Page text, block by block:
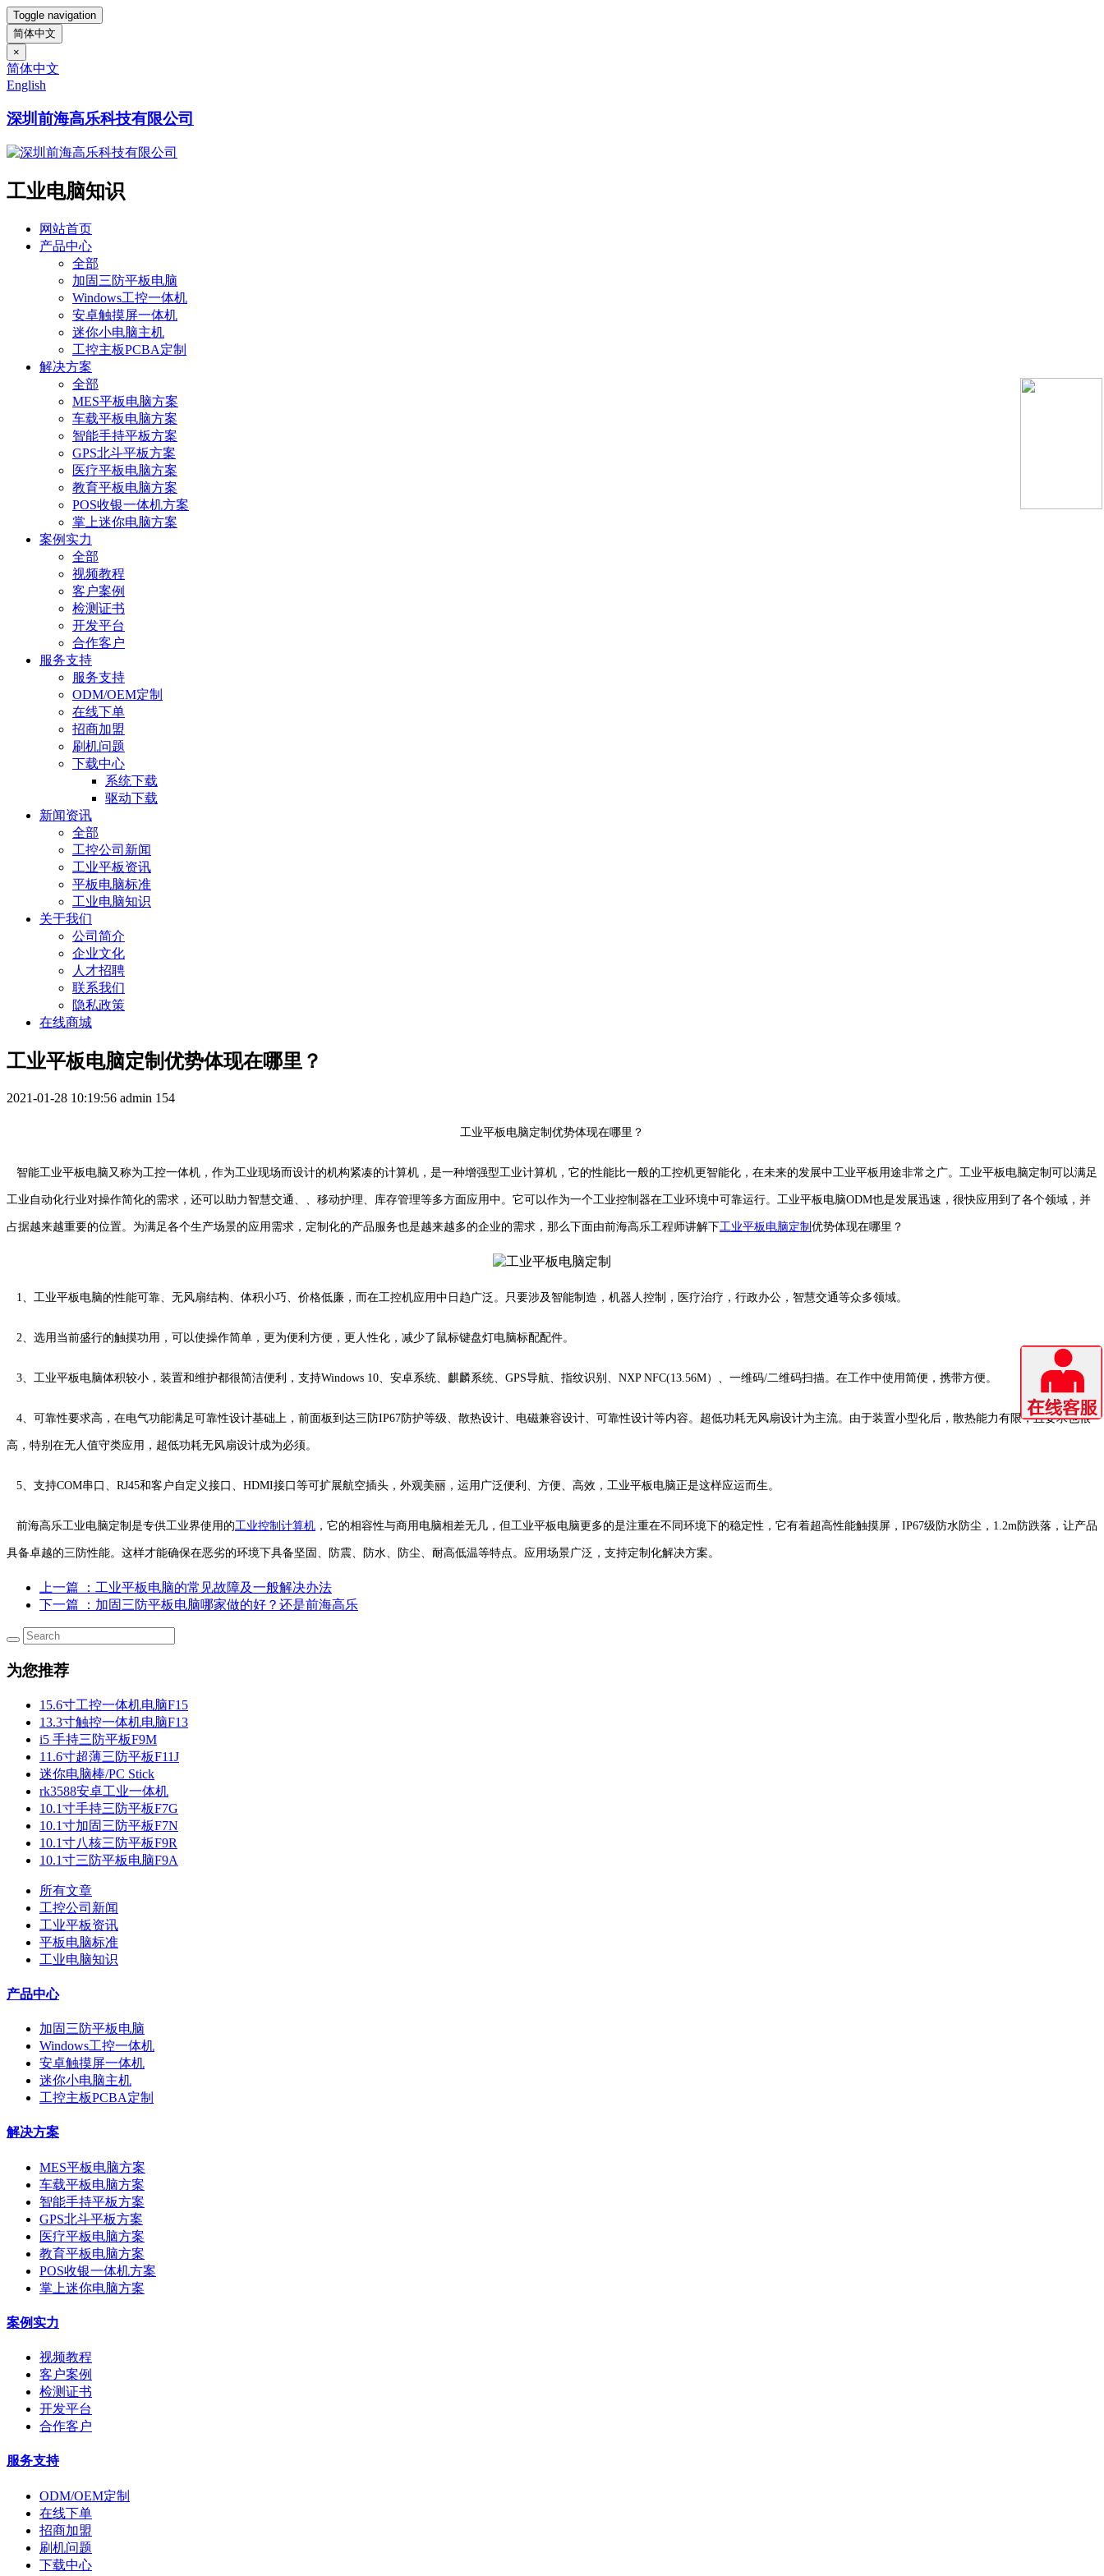
Toggle navigation
简体中文
×
简体中文
English
深圳前海高乐科技有限公司
工业电脑知识
网站首页
产品中心
全部
加固三防平板电脑
Windows工控一体机
安卓触摸屏一体机
迷你小电脑主机
工控主板PCBA定制
解决方案
全部
MES平板电脑方案
车载平板电脑方案
智能手持平板方案
GPS北斗平板方案
医疗平板电脑方案
教育平板电脑方案
POS收银一体机方案
掌上迷你电脑方案
案例实力
全部
视频教程
客户案例
检测证书
开发平台
合作客户
服务支持
服务支持
ODM/OEM定制
在线下单
招商加盟
刷机问题
下载中心
系统下载
驱动下载
新闻资讯
全部
工控公司新闻
工业平板资讯
平板电脑标准
工业电脑知识
关于我们
公司简介
企业文化
人才招聘
联系我们
隐私政策
在线商城
工业平板电脑定制优势体现在哪里？
2021-01-28 10:19:56 admin 154
工业平板电脑定制优势体现在哪里？
智能工业平板电脑又称为工控一体机，作为工业现场而设计的机构紧凑的计算机，是一种增强型工业计算机，它的性能比一般的工控机更智能化，在未来的发展中工业平板用途非常之广。工业平板电脑定制可以满足
工业自动化行业对操作简化的需求，还可以助力智慧交通、、移动护理、库存管理等多方面应用中。它可以作为一个工业控制器在工业环境中可靠运行。工业平板电脑ODM也是发展迅速，很快应用到了各个领域，并
占据越来越重要的位置。为满足各个生产场景的应用需求，定制化的产品服务也是越来越多的企业的需求，那么下面由前海高乐工程师讲解下工业平板电脑定制 优势体现在哪里？
1、工业平板电脑的性能可靠、无风扇结构、体积小巧、价格低廉，而在工控机应用中日趋广泛。只要涉及智能制造，机器人控制，医疗治疗，行政办公，智慧交通等众多领域。
2、选用当前盛行的触摸功用，可以使操作简单，更为便利方便，更人性化，减少了鼠标键盘灯电脑标配配件。
3、工业平板电脑体积较小，装置和维护都很简洁便利，支持Windows 10、安卓系统、麒麟系统、GPS导航、指纹识别、NXP NFC(13.56M）、一维码/二维码扫描。在工作中使用简便，携带方便。
4、可靠性要求高，在电气功能满足可靠性设计基础上，前面板到达三防IP67防护等级、散热设计、电磁兼容设计、可靠性设计等内容。超低功耗无风扇设计为主流。由于装置小型化后，散热能力有限，且要求也很
高，特别在无人值守类应用，超低功耗无风扇设计成为必须。
5、支持COM串口、RJ45和客户自定义接口、HDMI接口等可扩展航空插头，外观美丽，运用广泛便利、方便、高效，工业平板电脑正是这样应运而生。
前海高乐工业电脑定制是专供工业界使用的工业控制计算机 ，它的相容性与商用电脑相差无几，但工业平板电脑更多的是注重在不同环境下的稳定性，它有着超高性能触摸屏，IP67级防水防尘，1.2m防跌落，让产品
具备卓越的三防性能。这样才能确保在恶劣的环境下具备坚固、防震、防水、防尘、耐高低温等特点。应用场景广泛，支持定制化解决方案。
上一篇
：工业平板电脑的常见故障及一般解决办法
下一篇
：加固三防平板电脑哪家做的好？还是前海高乐
为您推荐
15.6寸工控一体机电脑F15
13.3寸触控一体机电脑F13
i5 手持三防平板F9M
11.6寸超薄三防平板F11J
迷你电脑棒/PC Stick
rk3588安卓工业一体机
10.1寸手持三防平板F7G
10.1寸加固三防平板F7N
10.1寸八核三防平板F9R
10.1寸三防平板电脑F9A
所有文章
工控公司新闻
工业平板资讯
平板电脑标准
工业电脑知识
产品中心
加固三防平板电脑
Windows工控一体机
安卓触摸屏一体机
迷你小电脑主机
工控主板PCBA定制
解决方案
MES平板电脑方案
车载平板电脑方案
智能手持平板方案
GPS北斗平板方案
医疗平板电脑方案
教育平板电脑方案
POS收银一体机方案
掌上迷你电脑方案
案例实力
视频教程
客户案例
检测证书
开发平台
合作客户
服务支持
ODM/OEM定制
在线下单
招商加盟
刷机问题
下载中心